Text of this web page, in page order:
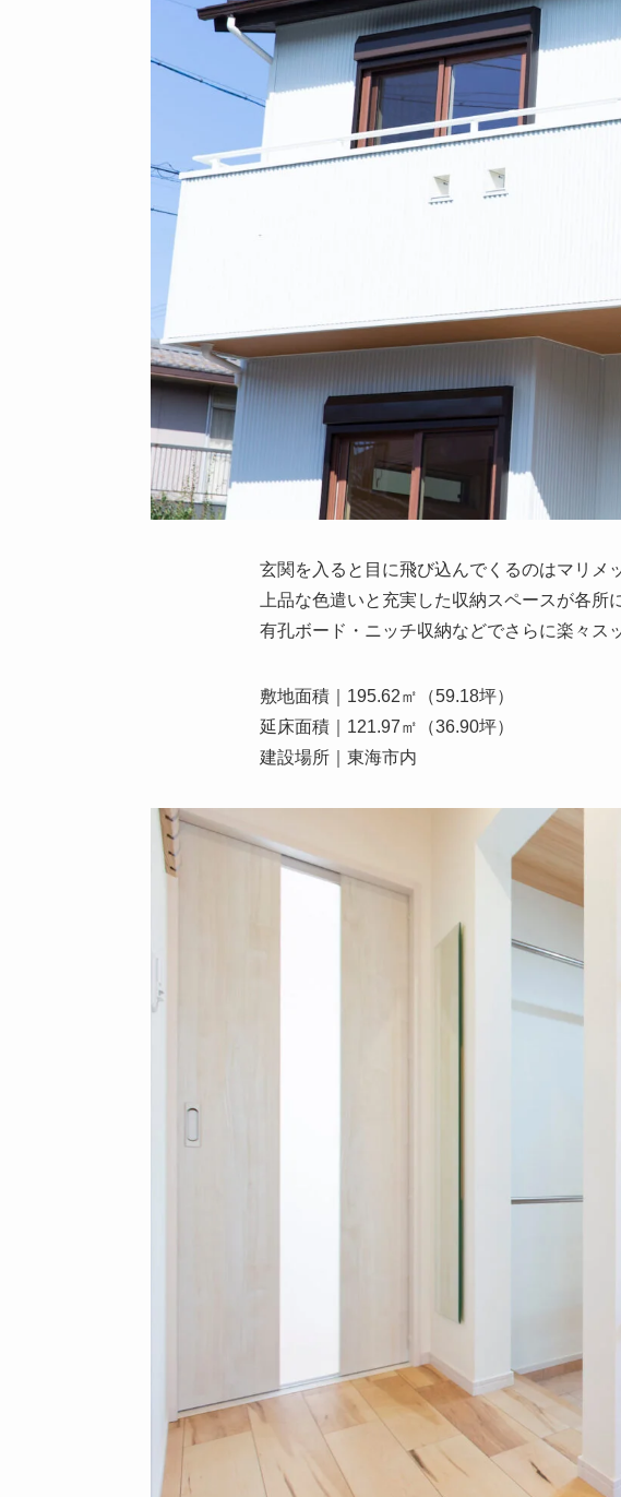
玄関を入ると目に飛び込んでくるのはマリメ
上品な色遣いと充実した収納スペースが各所
有孔ボード・ニッチ収納などでさらに楽々ス
敷地面積｜195.62㎡（59.18坪）
延床面積｜121.97㎡（36.90坪）
建設場所｜東海市内